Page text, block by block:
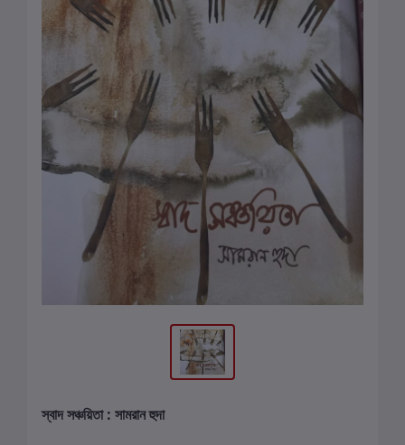
স্বাদ সঞ্চয়িতা : সামরান হুদা